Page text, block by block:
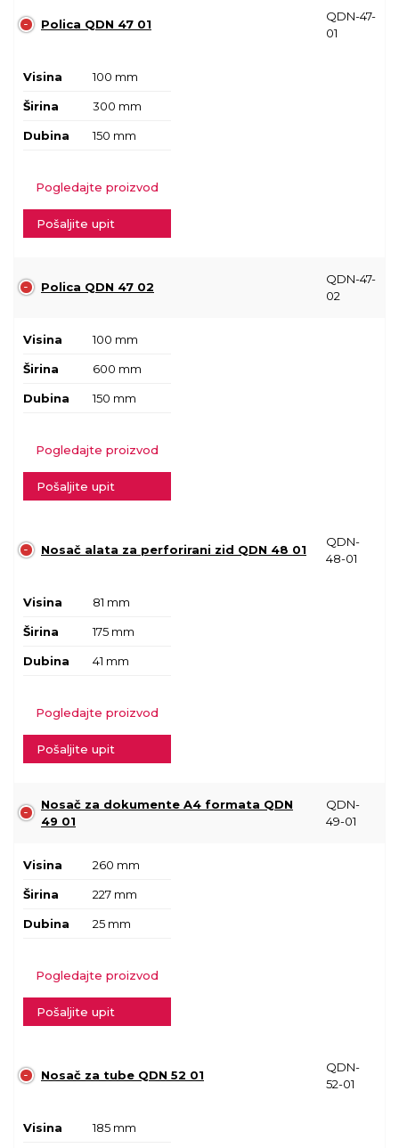
Polica QDN 47 01
QDN-47-
01
Visina 100 mm
Širina 300 mm
Dubina 150 mm
Pogledajte proizvod
Pošaljite upit
Polica QDN 47 02
QDN-47-
02
Visina 100 mm
Širina 600 mm
Dubina 150 mm
Pogledajte proizvod
Pošaljite upit
Nosač alata za perforirani zid QDN 48 01
QDN-
48-01
Visina 81 mm
Širina 175 mm
Dubina 41 mm
Pogledajte proizvod
Pošaljite upit
Nosač za dokumente A4 formata QDN
49 01
QDN-
49-01
Visina 260 mm
Širina 227 mm
Dubina 25 mm
Pogledajte proizvod
Pošaljite upit
Nosač za tube QDN 52 01
QDN-
52-01
Visina 185 mm